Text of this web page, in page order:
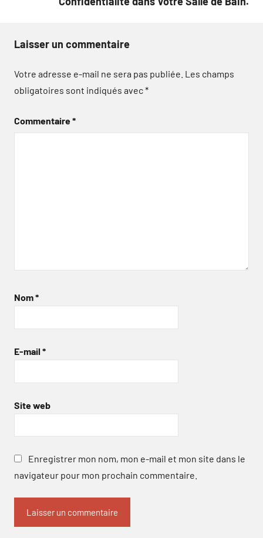
Laisser un commentaire
Votre adresse e-mail ne sera pas publiée. Les champs
obligatoires sont indiqués avec*
Commentaire*
Nom*
E-mail *
Site web
Enregistrer mon nom, mon e-mail et mon site dans le
navigateur pour mon prochain commentaire.